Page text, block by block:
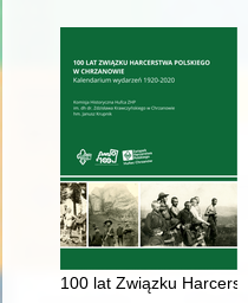
100 lat Związku